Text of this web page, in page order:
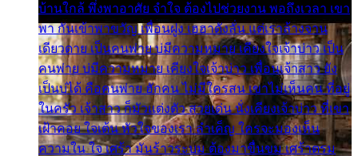
บ้านใกล้ พึ่งพาอาศัย จำใจ ต้องไปช่วยงาน พอถึงเวลา เขา
พา กันเข้าพาขวัญ เพื่อนฝูง เฮฮาดังลั่น แต่เราล้างจาน
เดียวดาย เป็นคนพ่าย บ่มีความหมาย เคียงใจเจ้าบ่าว เป็น
คนพ่าย บ่มีความหมาย เคียงใจเจ้าบ่าว เพื่อนเจ้าสาว ยัง
เป็นบ่ได้ คือคนพ่าย ฮักคน ไม่มีใครสน เขาไม่เห็นคน ที่อยู่
ในครัว เจ้าสาว ก็มัวแต่งตัว สวยเด่น นั่งเคียงเจ้าบ่าว ที่เขา
เฝ้าคอย ใจเต้น หัวใจของเรา ลำเค็ญ ใครจะมองเห็น
ความใน ใจ เศร้า มันร้าวระบม ต้องมาขื่นขม เศร้าตรม